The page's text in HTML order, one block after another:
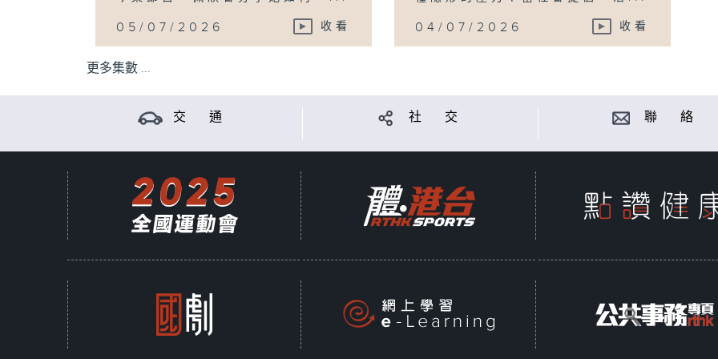
05/07/2026 收看 04/07/2026 收看
更多集數 ...
交 通 社 交 聯 絡